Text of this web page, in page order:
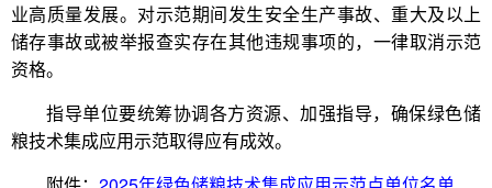
业高质量发展。对示范期间发生安全生产事故、重大及以上
储存事故或被举报查实存在其他违规事项的，一律取消示范
资格。
指导单位要统筹协调各方资源、加强指导，确保绿色储
粮技术集成应用示范取得应有成效。